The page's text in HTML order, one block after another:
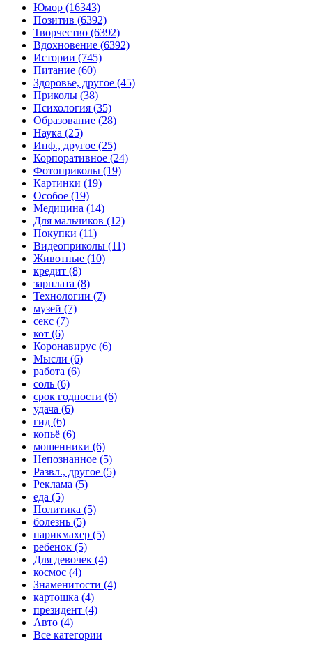
Юмор (16343)
Позитив (6392)
Творчество (6392)
Вдохновение (6392)
Истории (745)
Питание (60)
Здоровье, другое (45)
Приколы (38)
Психология (35)
Образование (28)
Наука (25)
Инф., другое (25)
Корпоративное (24)
Фотоприколы (19)
Картинки (19)
Особое (19)
Медицина (14)
Для мальчиков (12)
Покупки (11)
Видеоприколы (11)
Животные (10)
кредит (8)
зарплата (8)
Технологии (7)
музей (7)
секс (7)
кот (6)
Коронавирус (6)
Мысли (6)
работа (6)
соль (6)
срок годности (6)
удача (6)
гид (6)
копьё (6)
мошенники (6)
Непознанное (5)
Развл., другое (5)
Реклама (5)
еда (5)
Политика (5)
болезнь (5)
парикмахер (5)
ребенок (5)
Для девочек (4)
космос (4)
Знаменитости (4)
картошка (4)
президент (4)
Авто (4)
Все категории